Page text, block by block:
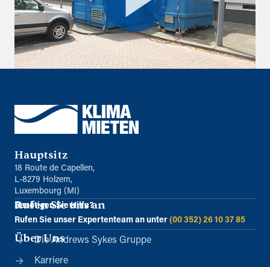
Hauptsitz
18 Route de Capellen,
L-8279 Holzem,
Luxembourg (MI)
Rufen Sie uns an
Benötigen Sie Hilfe?
Rufen Sie unser Expertenteam an unter (00 352) 26 10 37 85
Über Uns
Die Andrews Sykes Gruppe
Karriere